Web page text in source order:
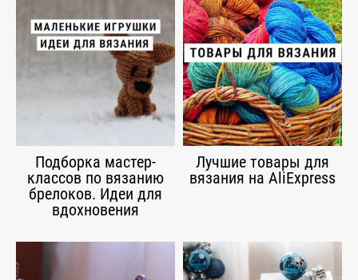
Подборка мастер-
классов по вязанию
брелоков. Идеи для
вдохновения
Лучшие товары для
вязания на AliExpress